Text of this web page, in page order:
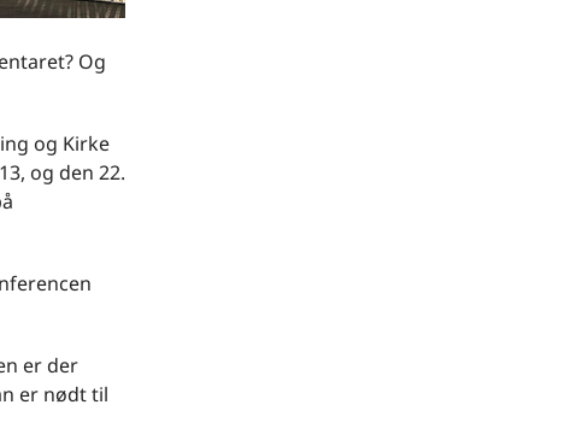
Og
og Kirke
og den 22.
er der
er nødt til